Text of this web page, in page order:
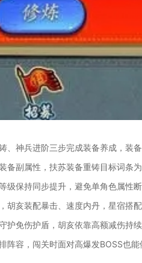
神兵进阶三步完成装备养成，装
备副属性，扶苏装备重铸目标词条
级保持同步提升，避免单角色属性
胡亥装配暴击、速度内丹，星宿搭
护免伤护盾，胡亥依靠高额减伤持
容，闯关时面对高爆发BOSS也